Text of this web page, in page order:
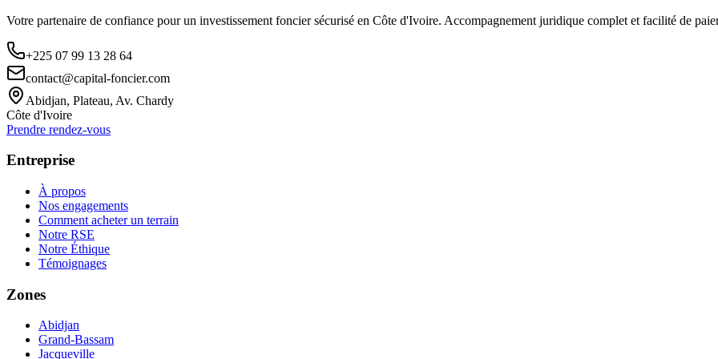
Votre partenaire de confiance pour un investissement foncier sécurisé en Côte d'Ivoire. Accompagnement juridique complet et facilité de
+225 07 99 13 28 64
contact@capital-foncier.com
Abidjan, Plateau, Av. Chardy
Côte d'Ivoire
Prendre rendez-vous
Entreprise
À propos
Nos engagements
Comment acheter un terrain
Notre RSE
Notre Éthique
Témoignages
Zones
Abidjan
Grand-Bassam
Jacqueville